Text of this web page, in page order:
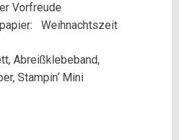
Vorfreude
Weihnachtszeit
Abreißklebeband,
Stampin‘ Mini